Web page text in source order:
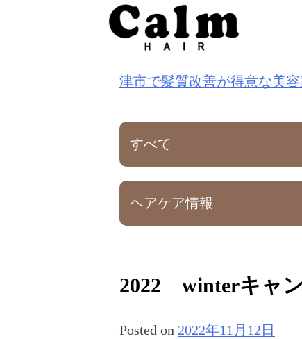
津市で髪質改善が得意な美
すべて
ヘアケア情報
2022 winterキャ
Posted on 2022年11月12日